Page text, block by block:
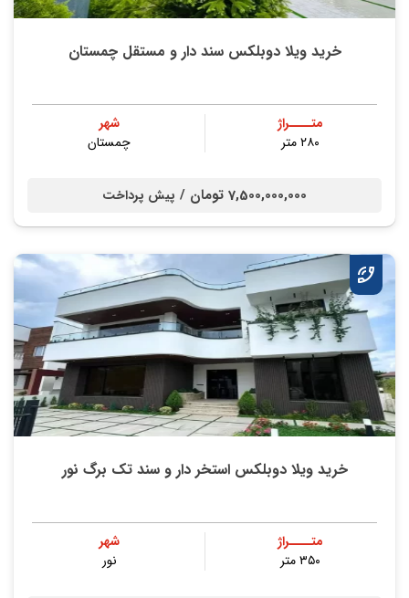
خرید ویلا دوبلکس سند دار و مستقل چمستان
متــــراژ
۲۸۰ متر
شهر
چمستان
7,500,000,000 تومان / پیش پرداخت
خرید ویلا دوبلکس استخر دار و سند تک برگ نور
متــــراژ
۳۵۰ متر
شهر
نور